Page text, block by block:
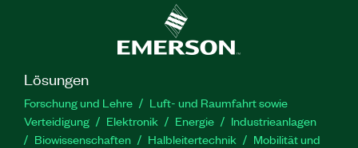
Lösungen
Forschung und Lehre
Luft- und Raumfahrt sowie
Verteidigung
Elektronik Energie
Industrieanlagen
Biowissenschaften
Halbleitertechnik
Mobilität und